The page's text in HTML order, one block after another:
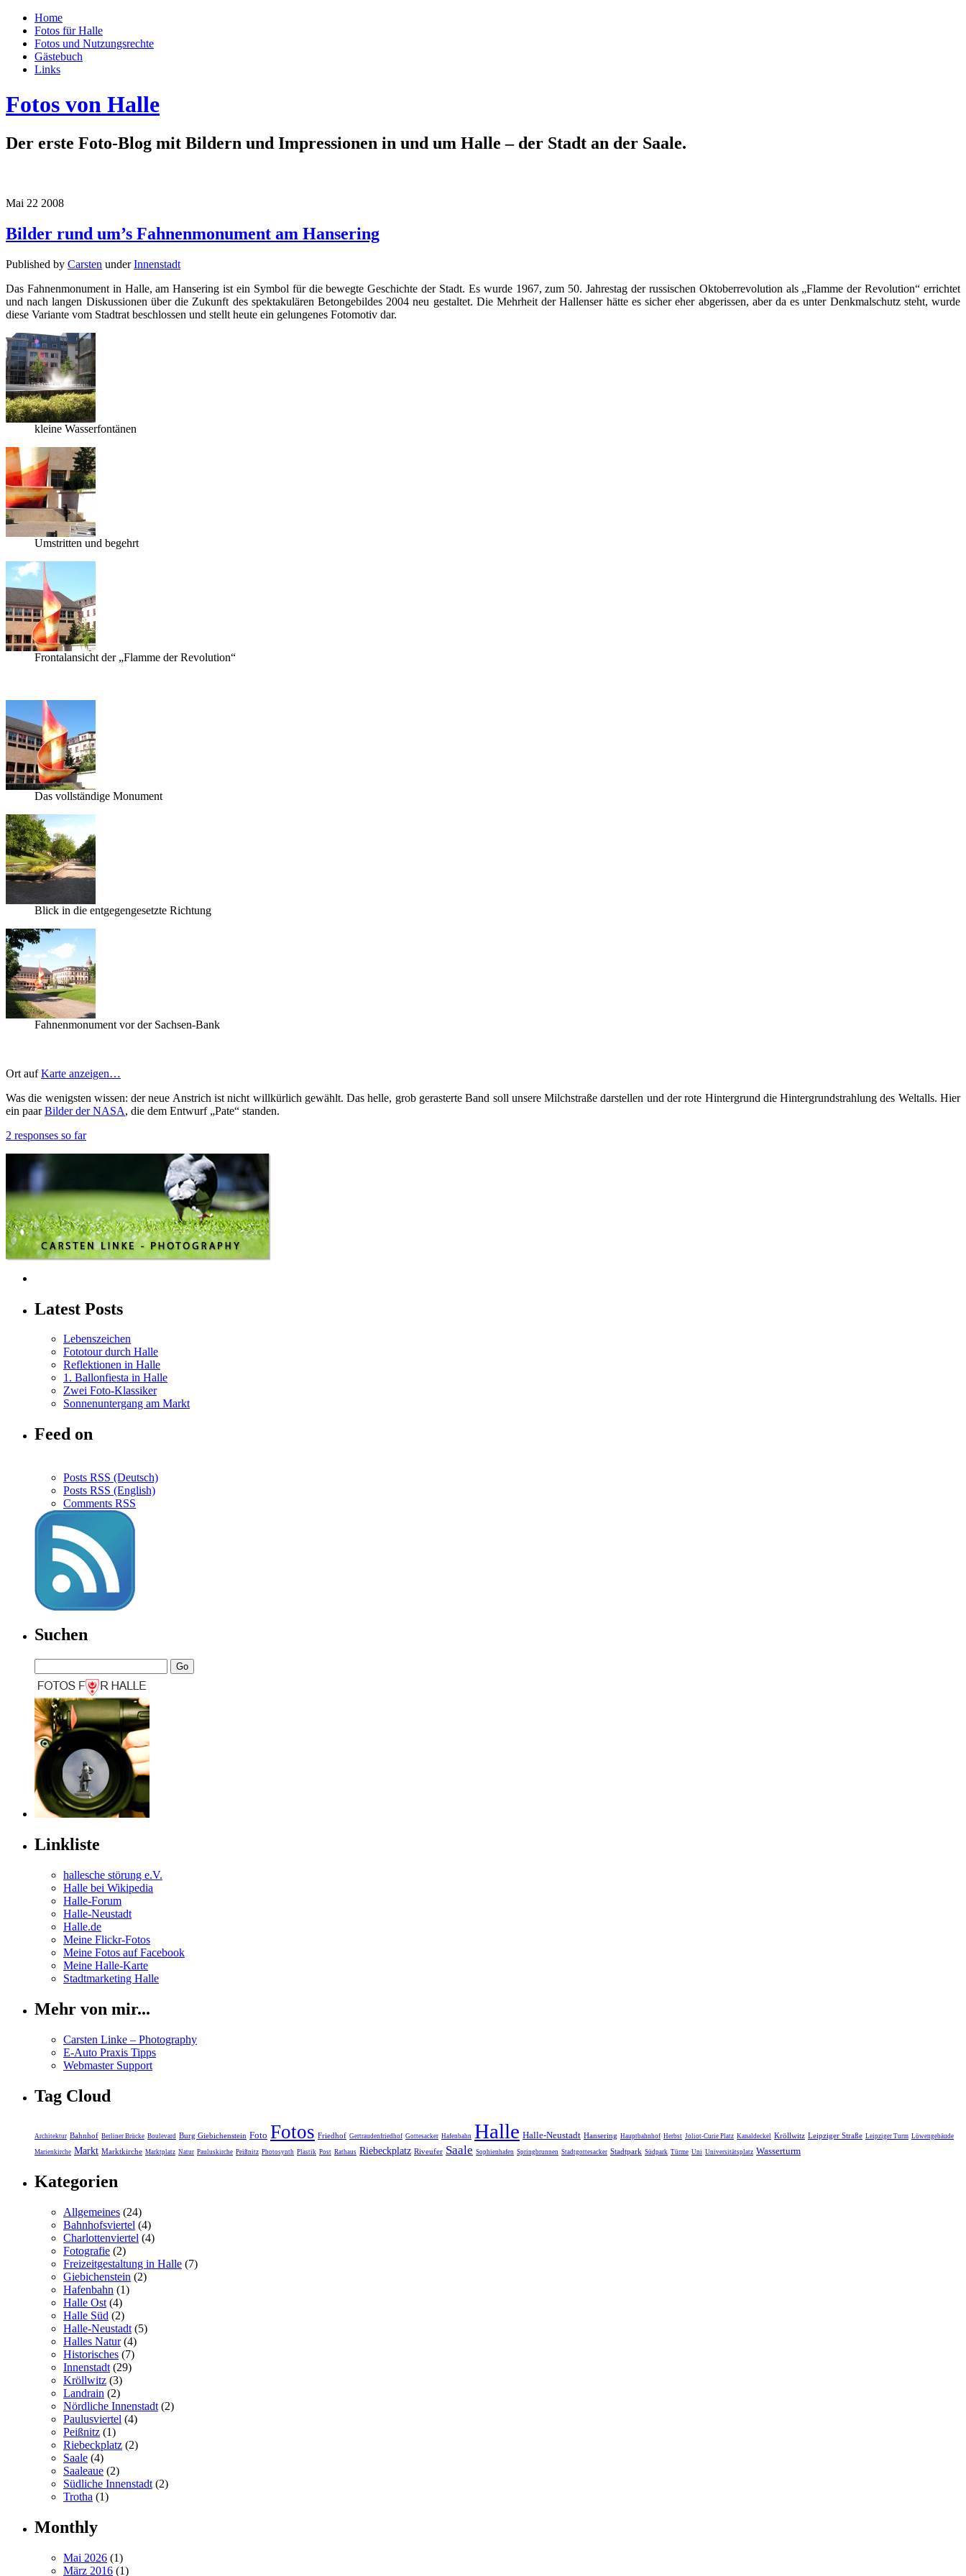
Home
Fotos für Halle
Fotos und Nutzungsrechte
Gästebuch
Links
Fotos von Halle
Der erste Foto-Blog mit Bildern und Impressionen in und um Halle – der Stadt an der Saale.
Mai 22 2008
Bilder rund um’s Fahnenmonument am Hansering
Published by Carsten underInnenstadt
Das Fahnenmonument in Halle, am Hansering ist ein Symbol für die bewegte Geschichte der Stadt. Es wurde 1967, zum 50. Jahrestag der russischen Oktoberrevolution als „Flamme der Revolution“ errichtet
und nach langen Diskussionen über die Zukunft des spektakulären Betongebildes 2004 neu gestaltet. Die Mehrheit der Hallenser hätte es sicher eher abgerissen, aber da es unter Denkmalschutz steht, wurde
diese Variante vom Stadtrat beschlossen und stellt heute ein gelungenes Fotomotiv dar.
kleine Wasserfontänen
Umstritten und begehrt
Frontalansicht der „Flamme der Revolution“
Das vollständige Monument
Blick in die entgegengesetzte Richtung
Fahnenmonument vor der Sachsen-Bank
Ort aufKarte anzeigen…
Was die wenigsten wissen: der neue Anstrich ist nicht willkürlich gewählt. Das helle, grob gerasterte Band soll unsere Milchstraße darstellen und der rote Hintergrund die Hintergrundstrahlung des Weltalls. Hier
ein paarBilder der NASA, die dem Entwurf „Pate“ standen.
2 responses so far
Latest Posts
Lebenszeichen
Fototour durch Halle
Reflektionen in Halle
1. Ballonfiesta in Halle
Zwei Foto-Klassiker
Sonnenuntergang am Markt
Feed on
Posts RSS (Deutsch)
Posts RSS (English)
Comments RSS
Suchen
Linkliste
hal­le­sche stö­rung e.V.
Halle bei Wikipedia
Halle-Forum
Halle-Neustadt
Halle.de
Meine Flickr-Fotos
Meine Fotos auf Facebook
Meine Halle-Karte
Stadtmarketing Halle
Mehr von mir...
Carsten Linke – Photography
E-Auto Praxis Tipps
Webmaster Support
Tag Cloud
Architektur Bahnhof Berliner Brücke Boulevard Burg Giebichenstein Foto Fotos Friedhof Gertraudenfriedhof Gottesacker Hafenbahn Halle Halle-Neustadt Hansering Hauptbahnhof Herbst Joliot-Curie Platz Kanaldeckel Kröllwitz Leipziger Straße Leipziger Turm Löwengebäude
Marienkirche Markt Marktkirche Marktplatz Natur Pauluskirche Peißnitz Photosynth Plastik Post Rathaus Riebeckplatz Riveufer Saale Sophienhafen Springbrunnen Stadtgottesacker Stadtpark Südpark Türme Uni Universitätsplatz Wasserturm
Kategorien
Allgemeines (24)
Bahnhofsviertel (4)
Charlottenviertel (4)
Fotografie (2)
Freizeitgestaltung in Halle (7)
Giebichenstein (2)
Hafenbahn (1)
Halle Ost (4)
Halle Süd (2)
Halle-Neustadt (5)
Halles Natur(4)
Historisches (7)
Innenstadt (29)
Kröllwitz (3)
Landrain (2)
Nördliche Innenstadt (2)
Paulusviertel (4)
Peißnitz (1)
Riebeckplatz (2)
Saale (4)
Saaleaue (2)
Südliche Innenstadt (2)
Trotha (1)
Monthly
Mai 2026 (1)
März 2016 (1)